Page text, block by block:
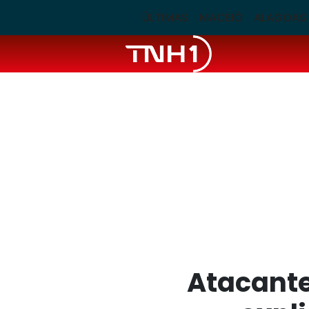
ÚLTIMAS MACEIÓ ALAGOAS